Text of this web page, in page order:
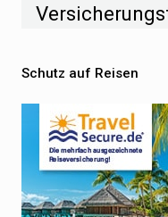
Schutz auf Reisen